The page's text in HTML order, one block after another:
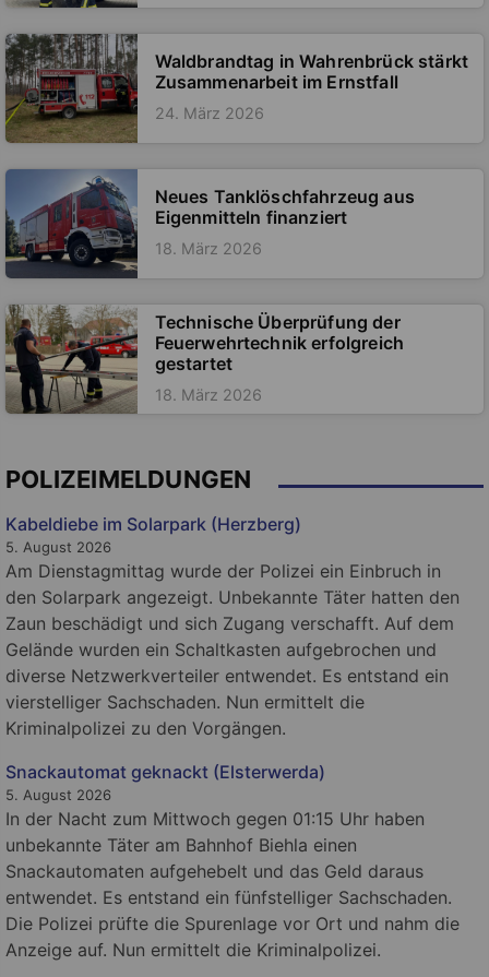
Waldbrandtag in Wahrenbrück stärkt
Zusammenarbeit im Ernstfall
24. März 2026
Neues Tanklöschfahrzeug aus
Eigenmitteln finanziert
18. März 2026
Technische Überprüfung der
Feuerwehrtechnik erfolgreich
gestartet
18. März 2026
POLIZEIMELDUNGEN
Kabeldiebe im Solarpark (Herzberg)
5. August 2026
Am Dienstagmittag wurde der Polizei ein Einbruch in
den Solarpark angezeigt. Unbekannte Täter hatten den
Zaun beschädigt und sich Zugang verschafft. Auf dem
Gelände wurden ein Schaltkasten aufgebrochen und
diverse Netzwerkverteiler entwendet. Es entstand ein
vierstelliger Sachschaden. Nun ermittelt die
Kriminalpolizei zu den Vorgängen.
Snackautomat geknackt (Elsterwerda)
5. August 2026
In der Nacht zum Mittwoch gegen 01:15 Uhr haben
unbekannte Täter am Bahnhof Biehla einen
Snackautomaten aufgehebelt und das Geld daraus
entwendet. Es entstand ein fünfstelliger Sachschaden.
Die Polizei prüfte die Spurenlage vor Ort und nahm die
Anzeige auf. Nun ermittelt die Kriminalpolizei.